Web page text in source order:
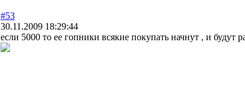
#53
30.11.2009 18:29:44
если 5000 то ее гопники всякие покупать начнут , и будут